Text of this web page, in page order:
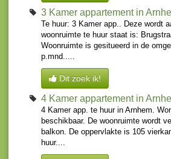
3 Kamer appartement in
Te huur: 3 Kamer app.. Deze wordt
woonruimte te huur staat is:
Woonruimte is gesitueerd in de
p.mnd.....
Dit zoek ik!
4 Kamer appartement in
4 Kamer app. te huur in Arnhem.
beschikbaar. De woonruimte wordt
balkon. De oppervlakte is 105
huur....